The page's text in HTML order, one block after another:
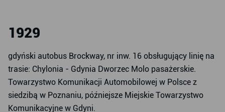
1929
gdyński autobus Brockway, nr inw. 16 obsługujący linię na
trasie: Chylonia - Gdynia Dworzec Molo pasażerskie.
Towarzystwo Komunikacji Automobilowej w Polsce z
siedzibą w Poznaniu, późniejsze Miejskie Towarzystwo
Komunikacyjne w Gdyni.